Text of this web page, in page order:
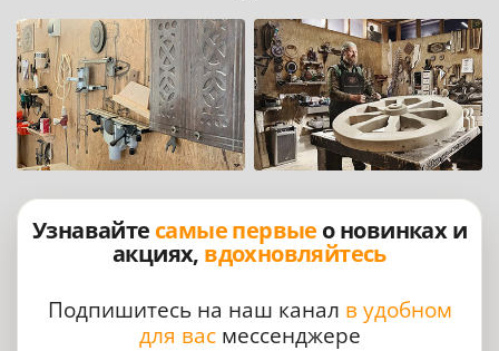
Узнавайте самые первые о новинках и
акциях, вдохновляйтесь
Подпишитесь на наш канал в удобном
для васмессенджере